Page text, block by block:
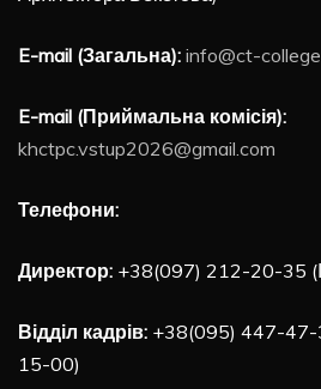
E-mail (Загальна): info@ct-
E-mail (Приймальна комісія):
khctpc.vstup2026@gmail.com
Телефони:
Директор: +38(097) 212-20-35
Відділ кадрів: +38(095) 447-47-
15-00)